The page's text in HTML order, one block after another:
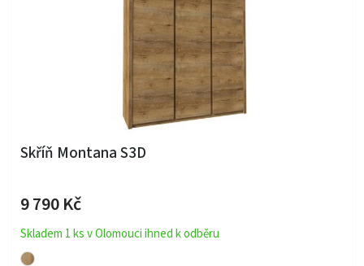
Skříň Montana S3D
9 790 Kč
Skladem 1 ks v Olomouci ihned k odběru